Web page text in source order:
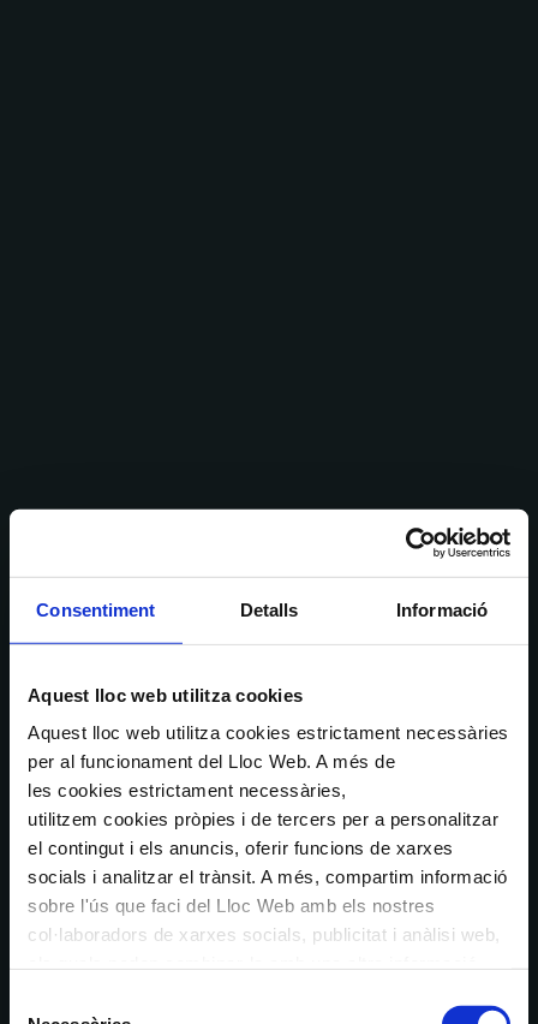
Consentiment Detalls Informació
Aquest lloc web utilitza cookies
Aquest lloc web utilitza cookies estrictament necessàries
per al funcionament del Lloc Web. A més de
les cookies estrictament necessàries,
utilitzem cookies pròpies i de tercers per a personalitzar
el contingut i els anuncis, oferir funcions de xarxes
socials i analitzar el trànsit. A més, compartim informació
sobre l'ús que faci del Lloc Web amb els nostres
col·laboradors de xarxes socials, publicitat i anàlisi web,